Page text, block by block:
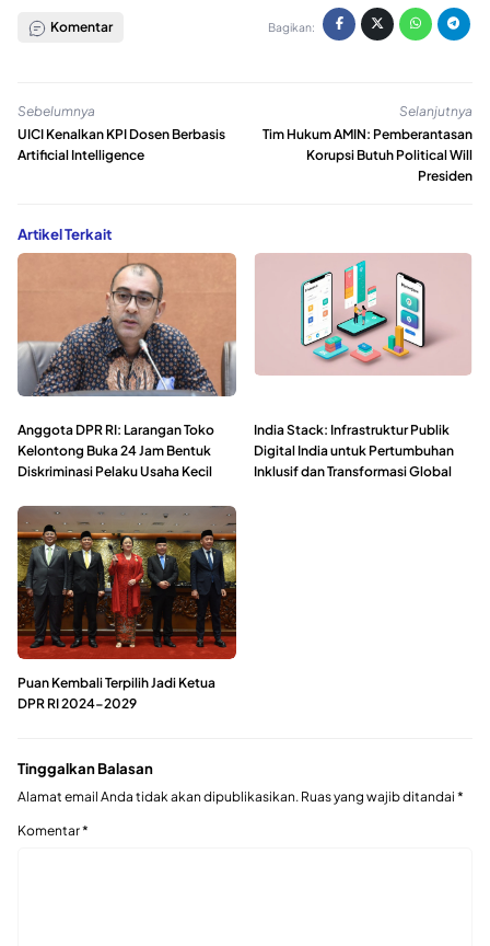
Komentar Bagikan:
Sebelumnya
UICI Kenalkan KPI Dosen Berbasis
Artificial Intelligence
Selanjutnya
Tim Hukum AMIN: Pemberantasan
Korupsi Butuh Political Will
Presiden
Artikel Terkait
Anggota DPR RI: Larangan Toko
Kelontong Buka 24 Jam Bentuk
Diskriminasi Pelaku Usaha Kecil
India Stack: Infrastruktur Publik
Digital India untuk Pertumbuhan
Inklusif dan Transformasi Global
Puan Kembali Terpilih Jadi Ketua
DPR RI 2024-2029
Tinggalkan Balasan
Alamat email Anda tidak akan dipublikasikan. Ruas yang wajib ditandai *
Komentar*